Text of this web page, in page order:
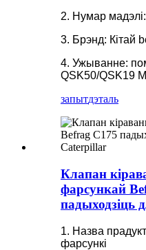
2. Нумар
3. Брэнд: Кітай
4. Ужыванне:
QSK50/QSK19
запытдэталь
Клапан
фарсункай
падыходзіць
1. Назва
фарсункі